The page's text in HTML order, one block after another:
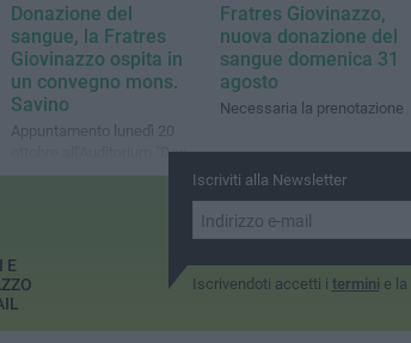
Donazione del
sangue, la Fratres
Giovinazzo ospita in
un convegno mons.
Savino
Appuntamento lunedì 20
ottobre all'Auditorium "Don
Tonino Bello"
Fratres Giovinazzo,
nuova donazione del
sangue domenica 31
agosto
Necessaria la prenotazione
Iscriviti alla Newsletter
Iscrivendoti accetti i termini e la
E